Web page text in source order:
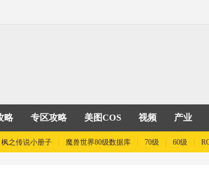
略 专区攻略 美图COS 视频 产业
枫之传说小册子 魔兽世界80级数据库 70级 60级